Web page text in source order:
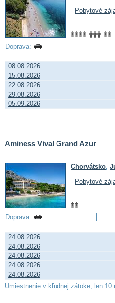
- Pobytové
Doprava:
08.08.2026
15.08.2026
22.08.2026
29.08.2026
05.09.2026
Aminess Vival Grand Azur
Chorvátsko,
- Pobytové
Doprava:
24.08.2026
24.08.2026
24.08.2026
24.08.2026
24.08.2026
Umiestnenie v kľudnej zátoke, len 10